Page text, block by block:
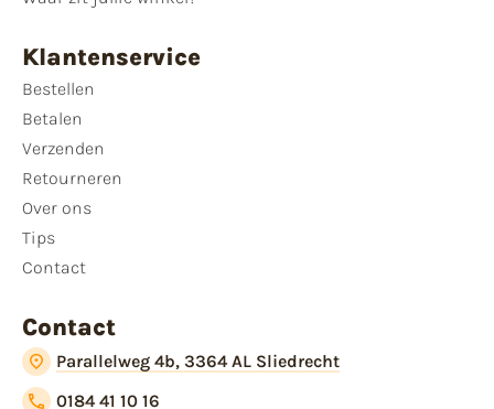
Klantenservice
Bestellen
Betalen
Verzenden
Retourneren
Over ons
Tips
Contact
Contact
Parallelweg 4b, 3364 AL Sliedrecht
0184 41 10 16